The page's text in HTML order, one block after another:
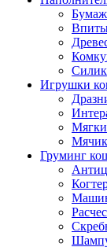
Игрушки
Груминг